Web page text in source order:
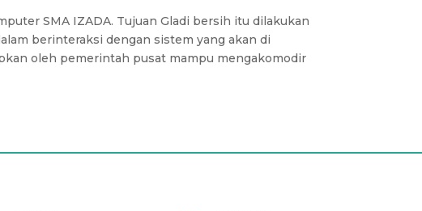
SMA IZADA. Tujuan Gladi bersih itu dilakukan
berinteraksi dengan sistem yang akan di
oleh pemerintah pusat mampu mengakomodir